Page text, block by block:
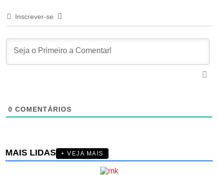
Inscrever-se
0 COMENTÁRIOS
MAIS LIDAS + VEJA MAIS